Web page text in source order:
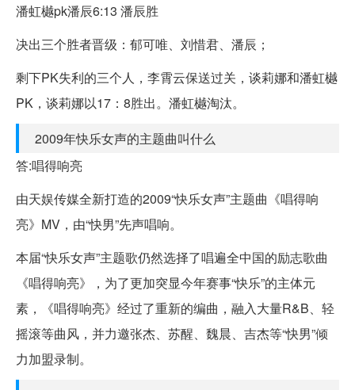
潘虹樾pk潘辰6:13 潘辰胜
决出三个胜者晋级：郁可唯、刘惜君、潘辰；
剩下PK失利的三个人，李霄云保送过关，谈莉娜和潘虹樾
PK，谈莉娜以17：8胜出。潘虹樾淘汰。
2009年快乐女声的主题曲叫什么
答:唱得响亮
由天娱传媒全新打造的2009“快乐女声”主题曲《唱得响
亮》MV，由“快男”先声唱响。
本届“快乐女声”主题歌仍然选择了唱遍全中国的励志歌曲
《唱得响亮》，为了更加突显今年赛事“快乐”的主体元
素，《唱得响亮》经过了重新的编曲，融入大量R&B、轻
摇滚等曲风，并力邀张杰、苏醒、魏晨、吉杰等“快男”倾
力加盟录制。